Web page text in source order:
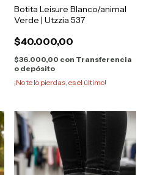
Botita Leisure Blanco/animal
Verde | Utzzia 537
$40.000,00
$36.000,00 con Transferencia
o depósito
¡No te lo pierdas, es el último!